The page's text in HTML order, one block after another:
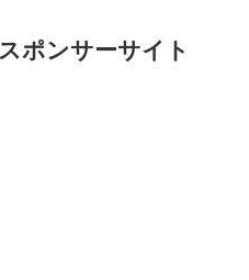
スポンサーサイト